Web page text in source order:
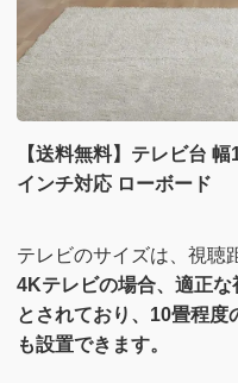
【送料無料】テレビ台
インチ対応 ローボード
テレビのサイズは、視聴
4Kテレビの場合、適正
とされており、10畳程
も設置できます。